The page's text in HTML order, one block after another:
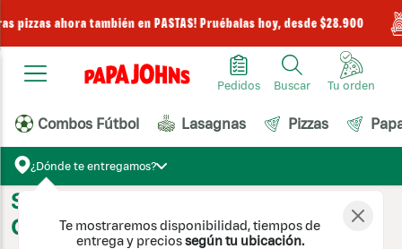
pizzas ahora también en PASTAS! Pruébalas hoy, desde $28.900
Pedidos Buscar
Combos Fútbol Lasagnas Pizzas
¿Dónde te entregamos?
Te mostraremos disponibilidad, tiempos de
entrega y preciossegún tu ubicación.
Siente la Pasión por las Pizzas en
Cada Bocado con Papa John's 🍕